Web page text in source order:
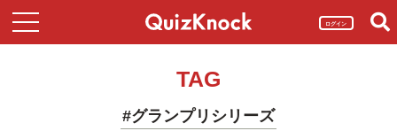
ログイン
TAG
#グランプリシリーズ